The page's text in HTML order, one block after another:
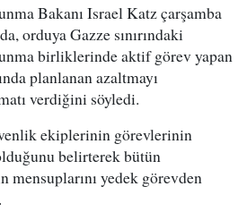
Bakanı Israel Katz çarşamba
orduya Gazze sınırındaki
birliklerinde aktif görev yapan
planlanan azaltmayı
verdiğini söyledi.
ekiplerinin görevlerinin
belirterek bütün
mensuplarını yedek görevden